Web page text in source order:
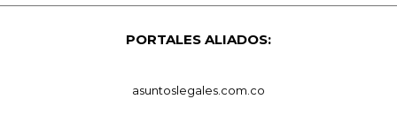
PORTALES ALIADOS:
asuntoslegales.com.co